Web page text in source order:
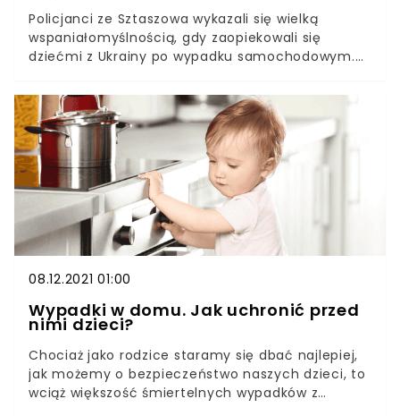
Policjanci ze Sztaszowa wykazali się wielką
wspaniałomyślnością, gdy zaopiekowali się
dziećmi z Ukrainy po wypadku samochodowym.
miejsce, informowali je o stanie mamy, a na
koniec zrobili zakupy. Mama z Ukrainy
niewątpliwie pozostanie wdzięczna policjantom
za opiekę nad dziećmi. Kiedy ona dochodziła do
siebie w szpitalu, mundurowi zapewnili maluchom
wszystko, czego potrzebowały.
08.12.2021 01:00
Wypadki w domu. Jak uchronić przed
nimi dzieci?
Chociaż jako rodzice staramy się dbać najlepiej,
jak możemy o bezpieczeństwo naszych dzieci, to
wciąż większość śmiertelnych wypadków z